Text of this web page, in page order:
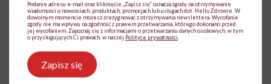
„Opieka skoncentrowana na
rodzinie to jest coś, bez czego
Podanie adresu e-mail oraz kliknięcie „Zapisz się” oznacza zgodę na otrzymywanie
wiadomości o nowościach, produktach, promocjach lub usługach dot. Hello Zdrowie. W
dowolnym momencie możesz zrezygnować z otrzymywania newslettera. Wycofanie
zgody nie ma wpływu na zgodność z prawem przetwarzania, którego dokonano przed
jej wycofaniem. Zapoznaj się z informacjami o przetwarzaniu danych osobowych, w tym
o przysługujących Ci prawach, w naszej Polityce prywatności
Zapisz się